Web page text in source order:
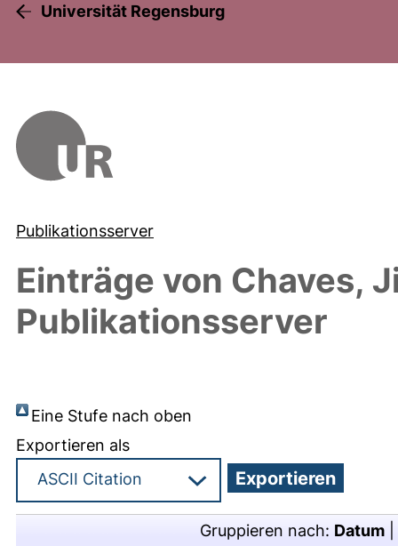
Universität Regensburg
Publikationsserver
Einträge von Chaves,
Publikationsserver
Eine Stufe nach oben
Exportieren als
Gruppieren nach: Datum